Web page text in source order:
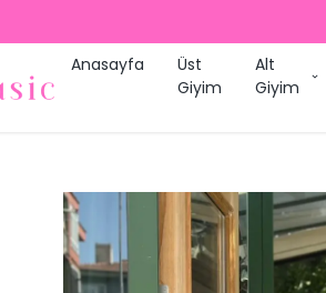
Anasayfa
Üst
Giyim
Alt
Giyim